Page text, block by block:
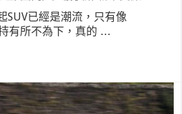
SUV已經是潮流，只有像
有所不為下，真的 …